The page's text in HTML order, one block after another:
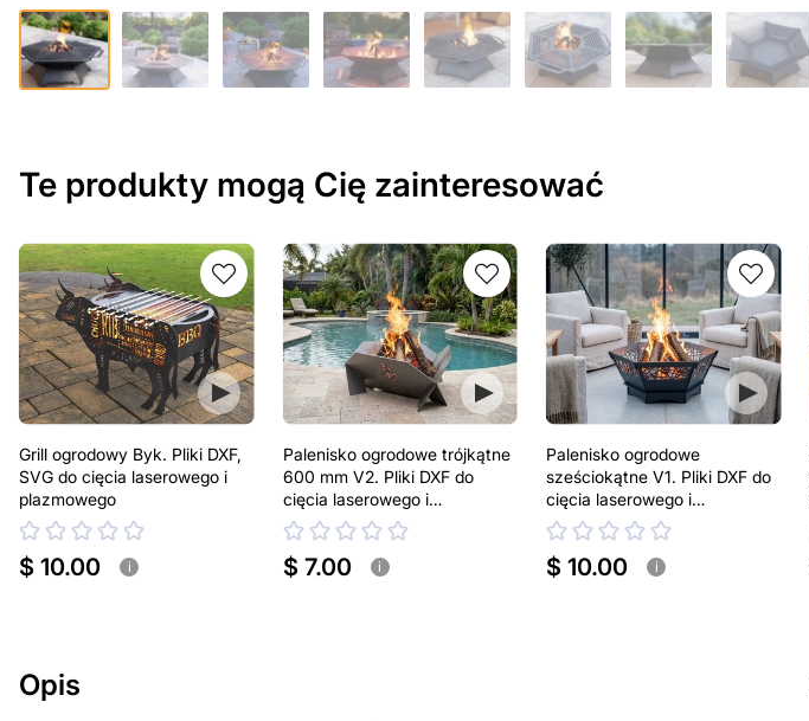
Te produkty mogą Cię zainteresować
Grill ogrodowy Byk. Pliki DXF,
SVG do cięcia laserowego i
plazmowego
$ 10.00 i
Palenisko ogrodowe trójkątne
600 mm V2. Pliki DXF do
cięcia laserowego i
plazmowego
$ 7.00 i
Palenisko ogrodowe
sześciokątne V1. Pliki DXF do
cięcia laserowego i
plazmowego
$ 10.00 i
Opis